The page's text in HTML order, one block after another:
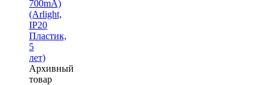
700mA)
(Arlight,
IP20
Пластик,
5
лет)
Архивный
товар